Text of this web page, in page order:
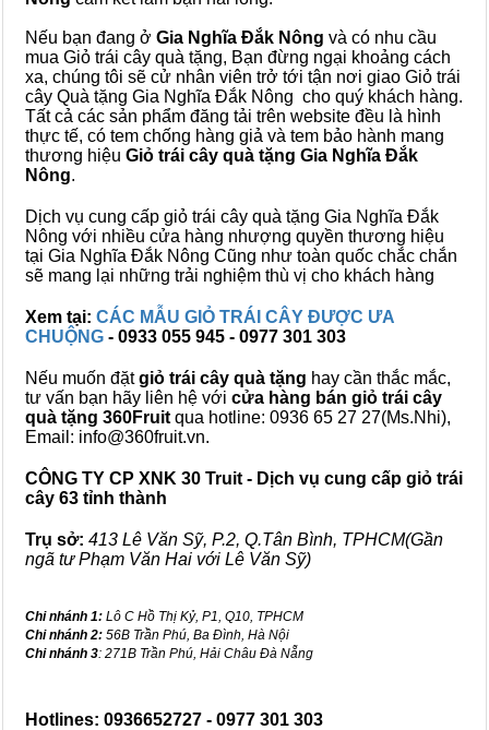
Nếu bạn đang ở Gia Nghĩa Đắk Nông và có nhu cầu
mua Giỏ trái cây quà tặng, Bạn đừng ngại khoảng cách
xa, chúng tôi sẽ cử nhân viên trở tới tận nơi giao Giỏ trái
cây Quà tặng Gia Nghĩa Đắk Nông cho quý khách hàng.
Tất cả các sản phẩm đăng tải trên website đều là hình
thực tế, có tem chống hàng giả và tem bảo hành mang
thương hiệu Giỏ trái cây quà tặng Gia Nghĩa Đắk
Nông.
Dịch vụ cung cấp giỏ trái cây quà tặng Gia Nghĩa Đắk
Nông với nhiều cửa hàng nhượng quyền thương hiệu
tại Gia Nghĩa Đắk Nông Cũng như toàn quốc chắc chắn
sẽ mang lại những trải nghiệm thù vị cho khách hàng
Xem tại: CÁC MẪU GIỎ TRÁI CÂY ĐƯỢC ƯA
CHUỘNG - 0933 055 945 - 0977 301 303
Nếu muốn đặtgiỏ trái cây quà tặng hay cần thắc mắc,
tư vấn bạn hãy liên hệ với cửa hàng bán giỏ trái cây
quà tặng 360Fruit qua hotline: 0936 65 27 27(Ms.Nhi),
Email: info@360fruit.vn.
CÔNG TY CP XNK 30 Truit - Dịch vụ cung cấp giỏ trái
cây 63 tỉnh thành
Trụ sở: 413 Lê Văn Sỹ, P.2, Q.Tân Bình, TPHCM(Gần
ngã tư Phạm Văn Hai với Lê Văn Sỹ)
Chi nhánh 1: Lô C Hồ Thị Kỷ, P1, Q10, TPHCM
Chi nhánh 2: 56B Trần Phú, Ba Đình, Hà Nội
Chi nhánh 3: 271B Trần Phú, Hải Châu Đà Nẵng
Hotlines: 0936652727 - 0977 301 303